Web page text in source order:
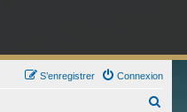
Connexion
S’enregistrer